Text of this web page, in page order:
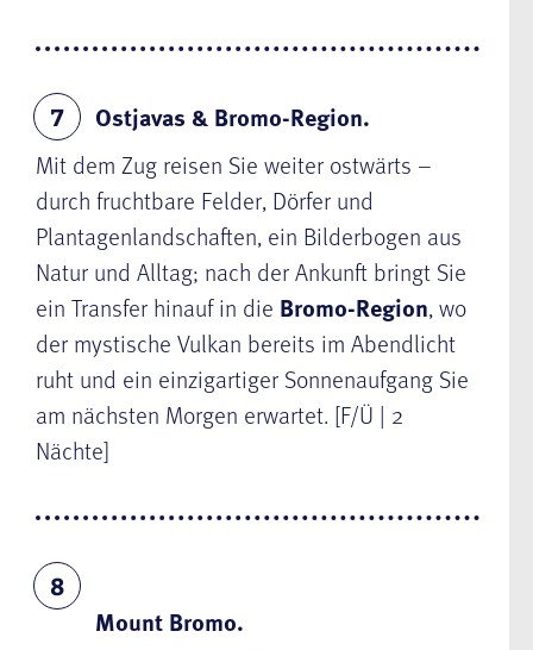
7
Ostjavas & Bromo-Region.
Mit dem Zug reisen Sie weiter ostwärts –
durch fruchtbare Felder, Dörfer und
Plantagenlandschaften, ein Bilderbogen aus
Natur und Alltag; nach der Ankunft bringt Sie
ein Transfer hinauf in die Bromo-Region, wo
der mystische Vulkan bereits im Abendlicht
ruht und ein einzigartiger Sonnenaufgang Sie
am nächsten Morgen erwartet. [F/Ü | 2
Nächte]
8
Mount Bromo.